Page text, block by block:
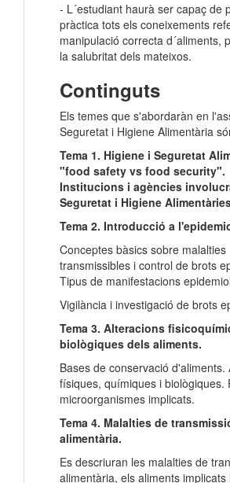
- L´estudiant haurà ser capaç de
pràctica tots els coneixements
manipulació correcta d´aliments,
la salubritat dels mateixos.
Continguts
Els temes que s'abordaràn en
Seguretat i Higiene Alimentària
Tema 1. Higiene i Seguretat
"food safety vs food security".
Institucions i agències
Seguretat i Higiene
Tema 2. Introducció a
Conceptes bàsics sobre malalties
transmissibles i control de brots
Tipus de manifestacions
Vigilància i investigació de brots
Tema 3. Alteracions
biològiques dels aliments.
Bases de conservació d'aliments.
físiques, químiques i biològiques.
microorganismes implicats.
Tema 4. Malalties de
alimentària.
Es descriuran les malalties de
alimentària, els aliments implicats